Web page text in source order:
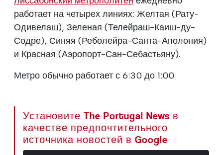
работает на четырех линиях: Желтая (Рату-
Одивелаш), Зеленая (Телейраш-Каиш-ду-
Содре), Синяя (Реболейра-Санта-Аполония)
и Красная (Аэропорт-Сан-Себастьяну).
Метро обычно работает с 6:30 до 1:00.
Установите The Portugal News в
качестве предпочтительного
источника новостей в Google